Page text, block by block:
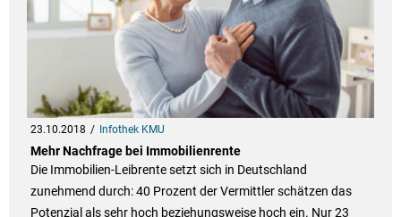
23.10.2018 Infothek KMU
Mehr Nachfrage bei Immobilienrente
Die Immobilien-Leibrente setzt sich in Deutschland
zunehmend durch: 40 Prozent der Vermittler schätzen das
Potenzial als sehr hoch beziehungsweise hoch ein. Nur 23